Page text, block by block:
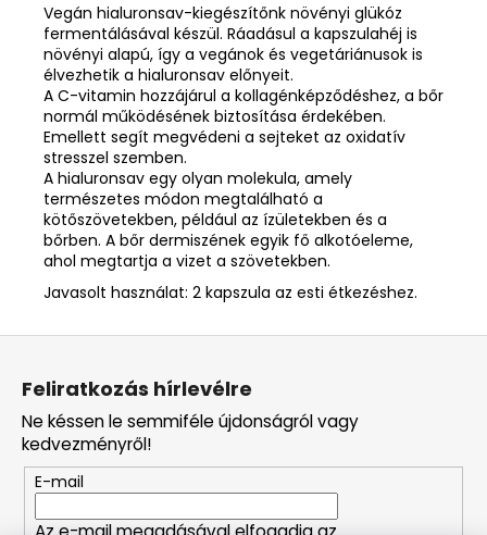
Vegán hialuronsav-kiegészítőnk növényi glükóz
fermentálásával készül. Ráadásul a kapszulahéj is
növényi alapú, így a vegánok és vegetáriánusok is
élvezhetik a hialuronsav előnyeit.
A C-vitamin hozzájárul a kollagénképződéshez, a bőr
normál működésének biztosítása érdekében.
Emellett segít megvédeni a sejteket az oxidatív
stresszel szemben.
A hialuronsav egy olyan molekula, amely
természetes módon megtalálható a
kötőszövetekben, például az ízületekben és a
bőrben. A bőr dermiszének egyik fő alkotóeleme,
ahol megtartja a vizet a szövetekben.
Javasolt használat: 2 kapszula az esti étkezéshez.
L
Feliratkozás hírlevélre
Ne késsen le semmiféle újdonságról vagy
kedvezményről!
E-mail